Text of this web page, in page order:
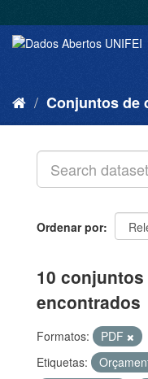
Conjuntos de
Ordenar por
10
encontrados
Formatos: PDF
Etiquetas: